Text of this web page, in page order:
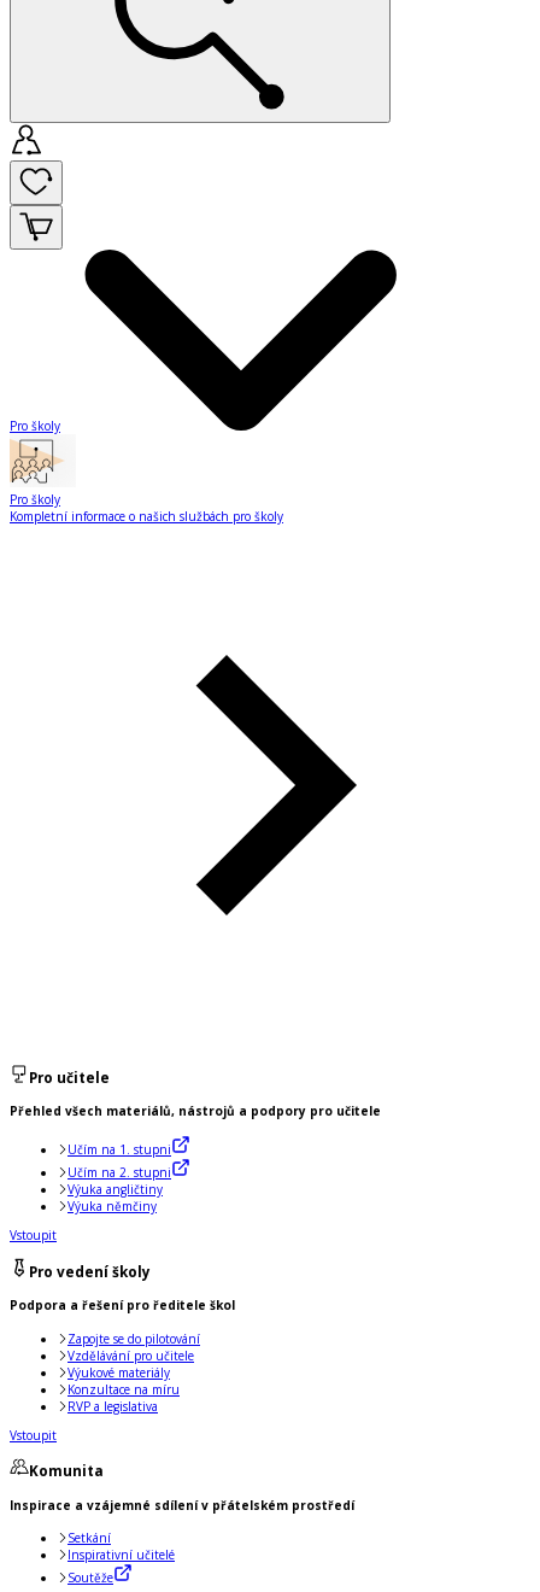
Pro školy
Pro školy
Kompletní informace o našich službách pro školy
Pro učitele
Přehled všech materiálů, nástrojů a podpory pro učitele
Učím na 1. stupni
Učím na 2. stupni
Výuka angličtiny
Výuka němčiny
Vstoupit
Pro vedení školy
Podpora a řešení pro ředitele škol
Zapojte se do pilotování
Vzdělávání pro učitele
Výukové materiály
Konzultace na míru
RVP a legislativa
Vstoupit
Komunita
Inspirace a vzájemné sdílení v přátelském prostředí
Setkání
Inspirativní učitelé
Soutěže